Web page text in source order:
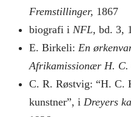
Fremstillinger, 1867
biografi i NFL, bd. 3,
E. Birkeli: En
Afrikamissionær H. C.
C. R. Røstvig: “H. C.
kunstner”, i Dreyers